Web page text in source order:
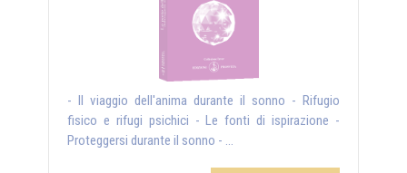
- Il viaggio dell'anima durante il sonno - Rifugio
fisico e rifugi psichici - Le fonti di ispirazione -
Proteggersi durante il sonno - ...